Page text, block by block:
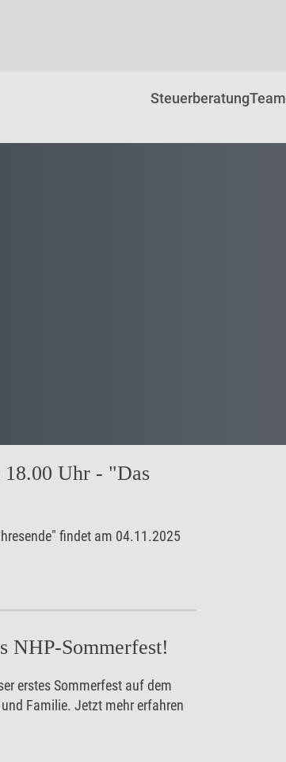
SteuerberatungTeam
18.00 Uhr - "Das
findet am 04.11.2025
NHP-Sommerfest!
erstes Sommerfest auf dem
Familie. Jetzt mehr erfahren